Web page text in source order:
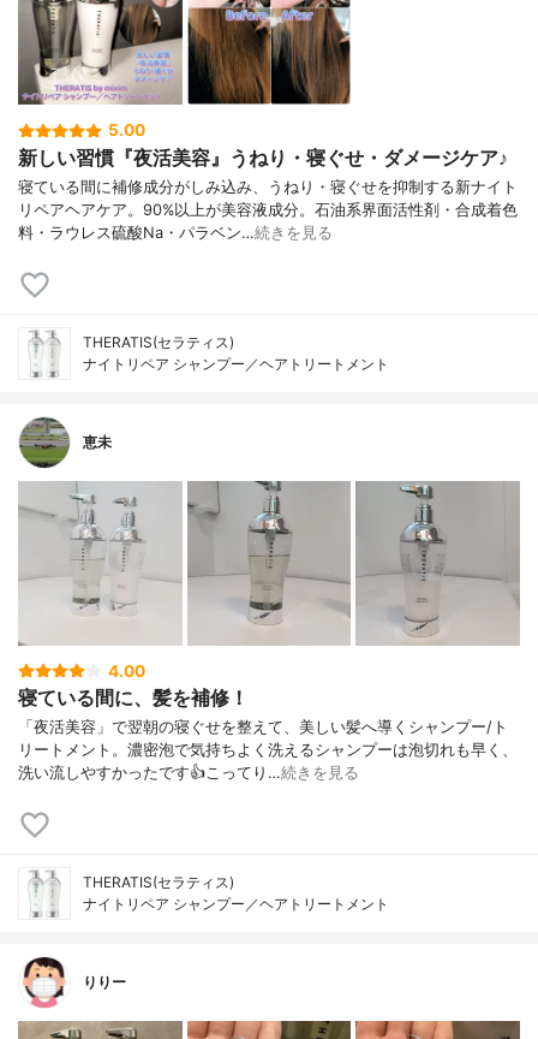
5.00
新しい習慣『夜活美容』うねり・寝ぐせ・ダメージケア♪
寝ている間に補修成分がしみ込み、うねり・寝ぐせを抑制する新ナイト
リペアヘアケア。90%以上が美容液成分。石油系界面活性剤・合成着色
料・ラウレス硫酸Na・パラベン…続きを見る
THERATIS(セラティス)
ナイトリペア シャンプー／ヘアトリートメント
恵未
4.00
寝ている間に、髪を補修！
「夜活美容」で翌朝の寝ぐせを整えて、美しい髪へ導くシャンプー/ト
リートメント。濃密泡で気持ちよく洗えるシャンプーは泡切れも早く、
洗い流しやすかったです👍こってり…続きを見る
THERATIS(セラティス)
ナイトリペア シャンプー／ヘアトリートメント
りりー